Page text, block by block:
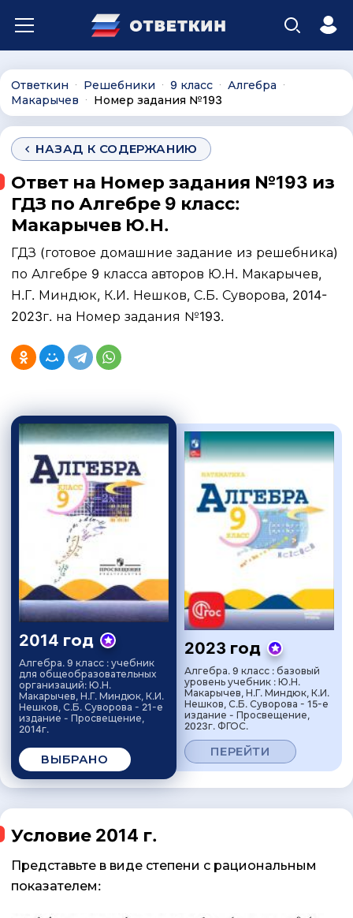
Ответкин ∙ Решебники ∙ 9 класс ∙ Алгебра ∙
Макарычев ∙ Номер задания №193
НАЗАД К СОДЕРЖАНИЮ
Ответ на Номер задания №193 из
ГДЗ по Алгебре 9 класс:
Макарычев Ю.Н.
ГДЗ (готовое домашние задание из решебника)
по Алгебре 9 класса авторов Ю.Н. Макарычев,
Н.Г. Миндюк, К.И. Нешков, С.Б. Суворова, 2014-
2023г. на Номер задания №193.
2014 год
Алгебра. 9 класс : учебник
для общеобразовательных
организаций: Ю.Н.
Макарычев, Н.Г. Миндюк, К.И.
Нешков, С.Б. Суворова - 21-е
издание - Просвещение,
2014г.
ВЫБРАНО
2023 год
Алгебра. 9 класс : базовый
уровень учебник : Ю.Н.
Макарычев, Н.Г. Миндюк, К.И.
Нешков, С.Б. Суворова - 15-е
издание - Просвещение,
2023г. ФГОС.
ПЕРЕЙТИ
Условие 2014 г.
Представьте в виде степени с рациональным
показателем: